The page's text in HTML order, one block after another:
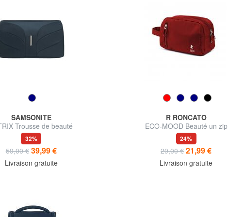
SAMSONITE
Trousse de beauté
32%
59,00 € 39,99 €
Livraison gratuite
R RONCATO
ECO-MOOD Beauté un zip
24%
29,00 € 21,99 €
Livraison gratuite